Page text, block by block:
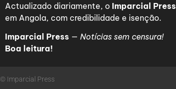
Actualizado diariamente, o Imparcial Press
em Angola, com credibilidade e isenção.
Imparcial Press — Notícias sem censura!
Boa leitura!
© Imparcial Press